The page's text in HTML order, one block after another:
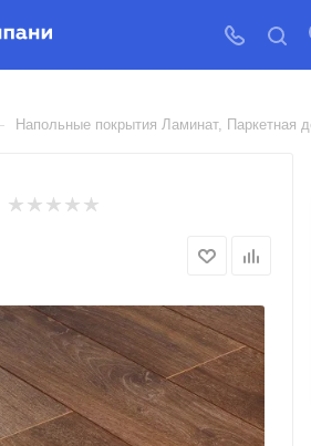
33КЛ
КУПИТЬ В
Напольные покрытия Ламинат, Паркетная